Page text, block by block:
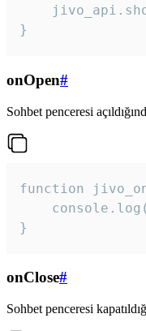
}
onOpen#
Sohbet penceresi
function
}
onClose#
Sohbet penceresi